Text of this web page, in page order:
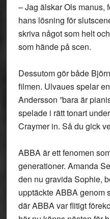
– Jag älskar Ols manus,
hans lösning för
skriva något som helt
som hände på scen.
Dessutom gör både
filmen. Ulvaues spelar
Andersson ”bara är
spelade i rätt tonart
Craymer in. Så du gick
ABBA är ett fenomen
generationer. Amanda
den nu gravida Sophie,
upptäckte ABBA genom
där ABBA var flitigt